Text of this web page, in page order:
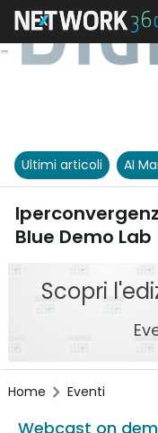
Ultimi articoli AI
Blue Demo Lab
Scopri
Home Eventi
Webcast on